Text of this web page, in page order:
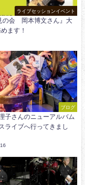
ライブセッションイベント
の会 岡本博文さん』大
ます！
ブログ
子さんのニューアルバム
ライブへ行ってきまし